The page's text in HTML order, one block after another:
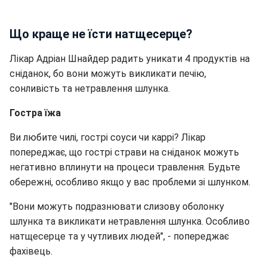
Що краще не їсти натщесерце?
Лікар Адріан Шнайдер радить уникати 4 продуктів на
сніданок, бо вони можуть викликати печію,
сонливість та нетравлення шлунка.
Гостра їжа
Ви любите чилі, гострі соуси чи каррі? Лікар
попереджає, що гострі страви на сніданок можуть
негативно вплинути на процеси травлення. Будьте
обережні, особливо якщо у вас проблеми зі шлунком.
"Вони можуть подразнювати слизову оболонку
шлунка та викликати нетравлення шлунка. Особливо
натщесерце та у чутливих людей", - попереджає
фахівець.